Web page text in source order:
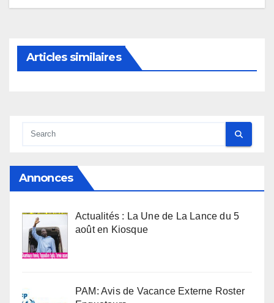
Articles similaires
Annonces
Actualités : La Une de La Lance du 5
août en Kiosque
PAM: Avis de Vacance Externe Roster